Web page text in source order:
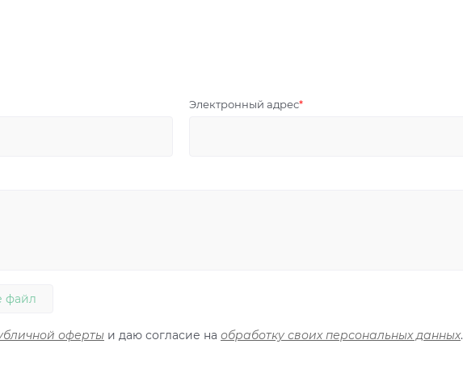
Электронный адрес
файл
оферты и даю согласие на обработку своих персональных данных.